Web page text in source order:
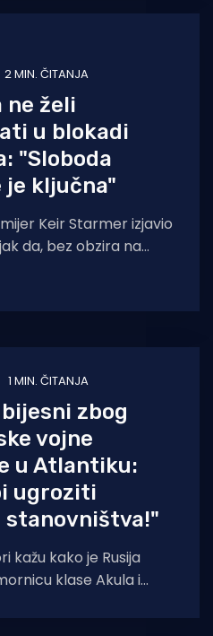
2 MIN. ČITANJA
ne želi
u blokadi
"Sloboda
je ključna"
Keir Starmer izjavio
da, bez obzira na
1 MIN. ČITANJA
zbog
vojne
u Atlantiku:
ugroziti
stanovništva!"
kažu kako je Rusija
klase Akula i
u područje sjeverno